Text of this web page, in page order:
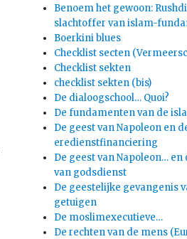
Benoem het gewoon:
slachtoffer van islam-
Boerkini blues
Checklist secten
Checklist sekten
checklist sekten (bis)
De dialoogschool… Quoi?
De fundamenten van de
De geest van Napoleon en
eredienstfinanciering
De geest van Napoleon…
van godsdienst
De geestelijke gevangenis
getuigen
De moslimexecutieve…
De rechten van de mens